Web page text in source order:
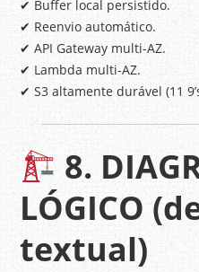
✔ Buffer local persistido.
✔ Reenvio automático.
✔ API Gateway multi-AZ.
✔ Lambda multi-AZ.
✔ S3 altamente durável (11
8.
LÓGICO
textual)